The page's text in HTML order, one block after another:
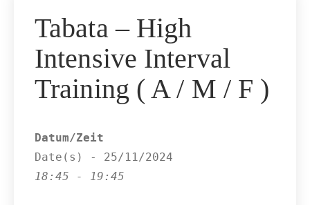
Tabata – High
Intensive Interval
Training ( A / M / F )
Datum/Zeit
Date(s) - 25/11/2024
18:45 - 19:45